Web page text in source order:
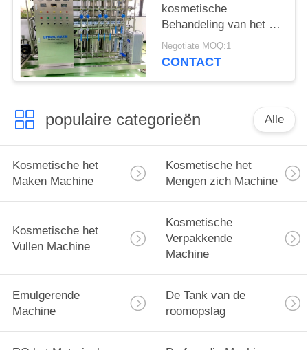
kosmetische
Behandeling van het de
Omgekeerde
Osmosewater van het
Negotiate MOQ:1
CONTACT
populaire categorieën Alle
Kosmetische het
Maken Machine
Kosmetische het
Mengen zich Machine
Kosmetische het
Vullen Machine
Kosmetische
Verpakkende
Machine
Emulgerende
Machine
De Tank van de
roomopslag